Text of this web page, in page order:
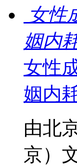
女性
姻内
女性
姻内
由北
京）